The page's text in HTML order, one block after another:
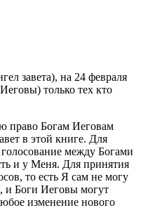
завета), на 24 февраля
только тех кто
право Богам Иеговам
в этой книге. Для
между Богами
и у Меня. Для принятия
то есть Я сам не могу
и Боги Иеговы могут
изменение нового